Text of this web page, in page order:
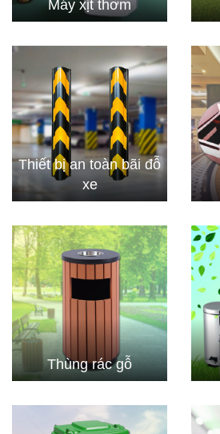
Máy xịt thơm
Thiết bị an toàn bãi đỗ
xe
Thùng rác gỗ